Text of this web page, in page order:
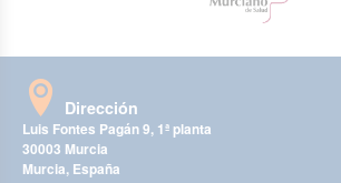
Dirección
Luis Fontes Pagán 9, 1ª planta
30003 Murcia
Murcia, España